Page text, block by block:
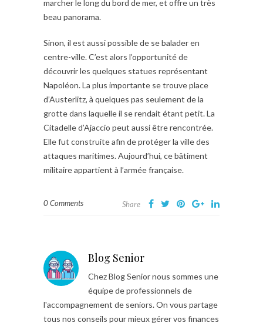
marcher le long du bord de mer, et offre un très
beau panorama.
Sinon, il est aussi possible de se balader en
centre-ville. C’est alors l’opportunité de
découvrir les quelques statues représentant
Napoléon. La plus importante se trouve place
d’Austerlitz, à quelques pas seulement de la
grotte dans laquelle il se rendait étant petit. La
Citadelle d’Ajaccio peut aussi être rencontrée.
Elle fut construite afin de protéger la ville des
attaques maritimes. Aujourd’hui, ce bâtiment
militaire appartient à l’armée française.
0 Comments Share
Blog Senior
Chez Blog Senior nous sommes une
équipe de professionnels de
l'accompagnement de seniors. On vous partage
tous nos conseils pour mieux gérer vos finances